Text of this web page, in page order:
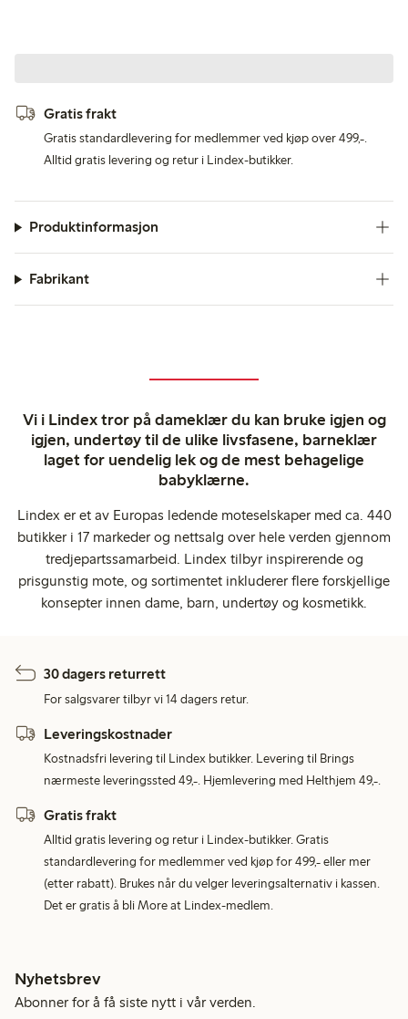
Gratis frakt
Gratis standardlevering for medlemmer ved kjøp over 499,-.
Alltid gratis levering og retur i Lindex-butikker.
Produktinformasjon
Fabrikant
Vi i Lindex tror på dameklær du kan bruke igjen og
igjen, undertøy til de ulike livsfasene, barneklær
laget for uendelig lek og de mest behagelige
babyklærne.
Lindex er et av Europas ledende moteselskaper med ca. 440
butikker i 17 markeder og nettsalg over hele verden gjennom
tredjepartssamarbeid. Lindex tilbyr inspirerende og
prisgunstig mote, og sortimentet inkluderer flere forskjellige
konsepter innen dame, barn, undertøy og kosmetikk.
30 dagers returrett
For salgsvarer tilbyr vi 14 dagers retur.
Leveringskostnader
Kostnadsfri levering til Lindex butikker. Levering til Brings
nærmeste leveringssted 49,-. Hjemlevering med Helthjem 49,-.
Gratis frakt
Alltid gratis levering og retur i Lindex-butikker. Gratis
standardlevering for medlemmer ved kjøp for 499,- eller mer
(etter rabatt). Brukes når du velger leveringsalternativ i kassen.
Det er gratis å bli More at Lindex-medlem.
Nyhetsbrev
Abonner for å få siste nytt i vår verden.